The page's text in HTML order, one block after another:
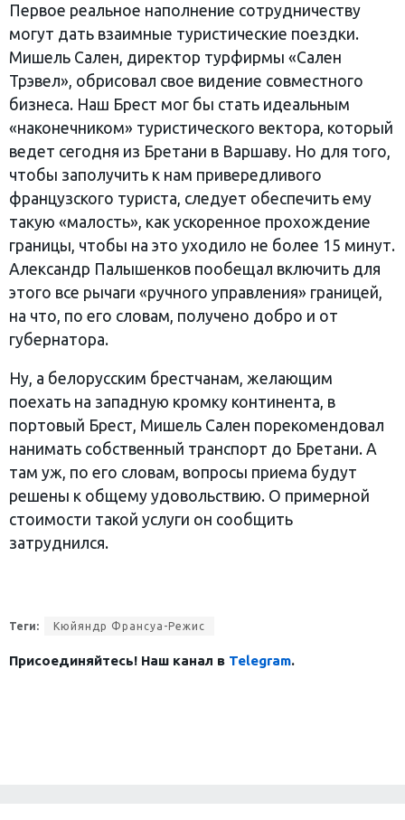
Первое реальное наполнение сотрудничеству
могут дать взаимные туристические поездки.
Мишель Сален, директор турфирмы «Сален
Трэвел», обрисовал свое видение совместного
бизнеса. Наш Брест мог бы стать идеальным
«наконечником» туристического вектора, который
ведет сегодня из Бретани в Варшаву. Но для того,
чтобы заполучить к нам привередливого
французского туриста, следует обеспечить ему
такую «малость», как ускоренное прохождение
границы, чтобы на это уходило не более 15 минут.
Александр Палышенков пообещал включить для
этого все рычаги «ручного управления» границей,
на что, по его словам, получено добро и от
губернатора.
Ну, а белорусским брестчанам, желающим
поехать на западную кромку континента, в
портовый Брест, Мишель Сален порекомендовал
нанимать собственный транспорт до Бретани. А
там уж, по его словам, вопросы приема будут
решены к общему удовольствию. О примерной
стоимости такой услуги он сообщить
затруднился.
Теги: Кюйяндр Франсуа-Режис
Присоединяйтесь! Наш канал в Telegram.